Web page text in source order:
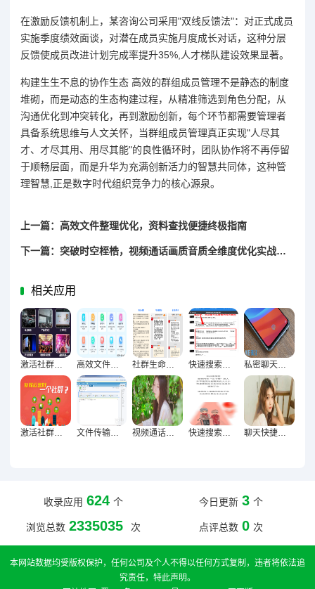
在激励反馈机制上，某咨询公司采用"双线反馈法"：对正式成员
实施季度绩效面谈，对潜在成员实施月度成长对话，这种分层
反馈使成员改进计划完成率提升35%,人才梯队建设效果显著。
构建生生不息的协作生态 高效的群组成员管理不是静态的制度
堆砌，而是动态的生态构建过程，从精准筛选到角色分配，从
沟通优化到冲突转化，再到激励创新，每个环节都需要管理者
具备系统思维与人文关怀，当群组成员管理真正实现"人尽其
才、才尽其用、用尽其能"的良性循环时，团队协作将不再停留
于顺畅层面，而是升华为充满创新活力的智慧共同体，这种管
理智慧,正是数字时代组织竞争力的核心源泉。
上一篇：高效文件整理优化，资料查找便捷终极指南
下一篇：突破时空桎梏，视频通话画质音质全维度优化实战指南
相关应用
激活社群氛围必备，13个创意互动小游戏全解析 高效文件整理实战，快速便捷查找资料优化指南 社群生命力激活术，群组互动策略与成员参与感提升实践指南 快速搜索聊天记录，轻松定位重要信息的终极技巧指南 私密聊天终极防护，隐藏加密技巧构建信息安全屏障指南
激活社群生命力，群组互动策略与成员参与积极性提升实践 文件传输加速终极指南，资料分享高效无阻的技巧解析 视频通话高清秘籍，12招让远程沟通如临其境 快速搜索聊天内容，五大核心方法让信息获取轻松高效 聊天快捷操作全掌握，高效沟通终极指南
收录应用 624 个 今日更新 3 个
浏览总数 2335035 次 点评总数 0 次
本网站数据均受版权保护，任何公司及个人不得以任何方式复制，违者将依法追
究责任，特此声明。